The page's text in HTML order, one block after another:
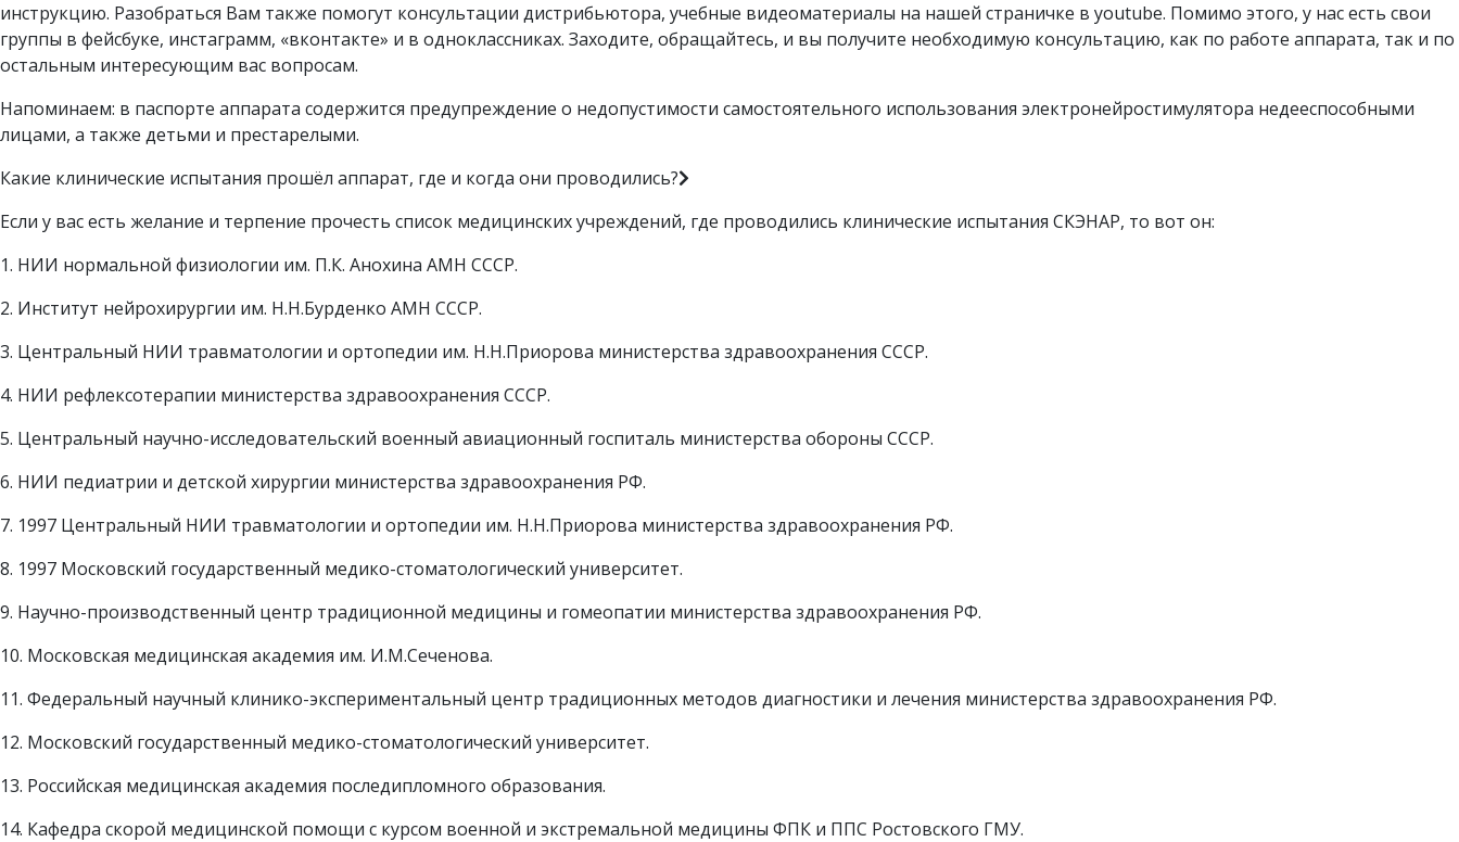
инструкцию. Разобраться Вам также помогут консультации дистрибьютора, учебные видеоматериалы на нашей страничке в youtube. Помимо этого, у нас есть свои
группы в фейсбуке, инстаграмм, «вконтакте» и в одноклассниках. Заходите, обращайтесь, и вы получите необходимую консультацию, как по работе аппарата, так и по
остальным интересующим вас вопросам.
Напоминаем: в паспорте аппарата содержится предупреждение о недопустимости самостоятельного использования электронейростимулятора недееспособными
лицами, а также детьми и престарелыми.
Какие клинические испытания прошёл аппарат, где и когда они проводились?
Если у вас есть желание и терпение прочесть список медицинских учреждений, где проводились клинические испытания СКЭНАР, то вот он:
1. НИИ нормальной физиологии им. П.К. Анохина АМН СССР.
2. Институт нейрохирургии им. Н.Н.Бурденко АМН СССР.
3. Центральный НИИ травматологии и ортопедии им. Н.Н.Приорова министерства здравоохранения СССР.
4. НИИ рефлексотерапии министерства здравоохранения СССР.
5. Центральный научно-исследовательский военный авиационный госпиталь министерства обороны СССР.
6. НИИ педиатрии и детской хирургии министерства здравоохранения РФ.
7. 1997 Центральный НИИ травматологии и ортопедии им. Н.Н.Приорова министерства здравоохранения РФ.
8. 1997 Московский государственный медико-стоматологический университет.
9. Научно-производственный центр традиционной медицины и гомеопатии министерства здравоохранения РФ.
10. Московская медицинская академия им. И.М.Сеченова.
11. Федеральный научный клинико-экспериментальный центр традиционных методов диагностики и лечения министерства здравоохранения РФ.
12. Московский государственный медико-стоматологический университет.
13. Российская медицинская академия последипломного образования.
14. Кафедра скорой медицинской помощи с курсом военной и экстремальной медицины ФПК и ППС Ростовского ГМУ.